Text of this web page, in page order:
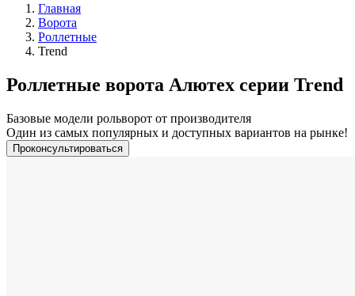
Главная
Ворота
Роллетные
Trend
Роллетные ворота Алютех серии Trend
Базовые модели рольворот от производителя
Один из самых популярных и доступных вариантов на рынке!
Проконсультироваться